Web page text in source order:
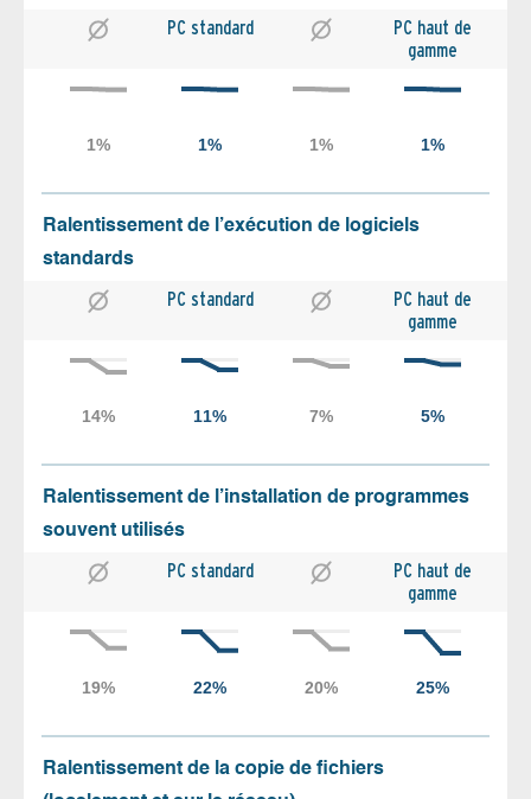
PC standard
PC haut de
gamme
Ralentissement de l’exécution de logiciels
standards
PC standard
PC haut de
gamme
Ralentissement de l’installation de programmes
souvent utilisés
PC standard
PC haut de
gamme
Ralentissement de la copie de fichiers